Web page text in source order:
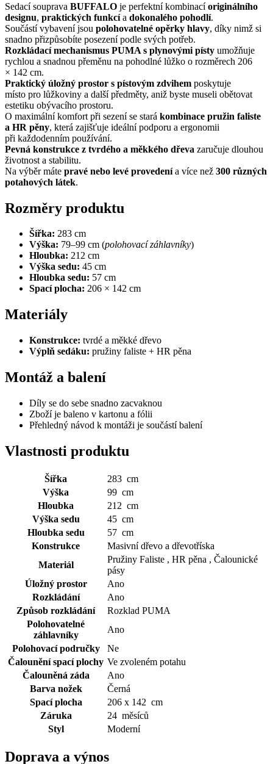
Sedací souprava BUFFALO je perfektní kombinacíoriginálního
designu, praktických funkcía dokonalého pohodlí.
Součástí vybavení jsou polohovatelné opěrky hlavy, díky nimž si
snadno přizpůsobíte posezení podle svých potřeb.
Rozkládací mechanismus PUMA s plynovými písty umožňuje
rychlou a snadnou přeměnu na pohodlné lůžko o rozměrech 206
× 142 cm.
Praktický úložný prostor s pístovým zdvihem poskytuje
místo pro lůžkoviny a další předměty, aniž byste museli obětovat
estetiku obývacího prostoru.
O maximální komfort při sezení se stará kombinace pružin faliste
a HR pěny, která zajišťuje ideální podporu a ergonomii
při každodenním používání.
Pevná konstrukce z tvrdého a měkkého dřeva zaručuje dlouhou
životnost a stabilitu.
Na výběr máte pravé nebo levé provedenía více než 300 různých
potahových látek.
Rozměry produktu
Šířka: 283 cm
Výška: 79–99 cm (polohovací záhlavníky)
Hloubka: 212 cm
Výška sedu: 45 cm
Hloubka sedu: 57 cm
Spací plocha: 206 × 142 cm
Materiály
Konstrukce: tvrdé a měkké dřevo
Výplň sedáku: pružiny faliste + HR pěna
Montáž a balení
Díly se do sebe snadno zacvaknou
Zboží je baleno v kartonu a fólii
Přehledný návod k montáži je součástí balení
Vlastnosti produktu
Šířka
283 cm
Výška
99 cm
Hloubka
212 cm
Výška sedu
45 cm
Hloubka sedu
57 cm
Konstrukce
Masivní dřevo a dřevotříska
Materiál
Pružiny Faliste , HR pěna , Čalounické
pásy
Úložný prostor
Ano
Rozkládání
Ano
Způsob rozkládání
Rozklad PUMA
Polohovatelné
záhlavníky
Ano
Polohovací područky
Ne
Čalounění spací plochy Ve zvoleném potahu
Čalouněná záda
Ano
Barva nožek
Černá
Spací plocha
206 x 142 cm
Záruka
24 měsíců
Styl
Moderní
Doprava a výnos